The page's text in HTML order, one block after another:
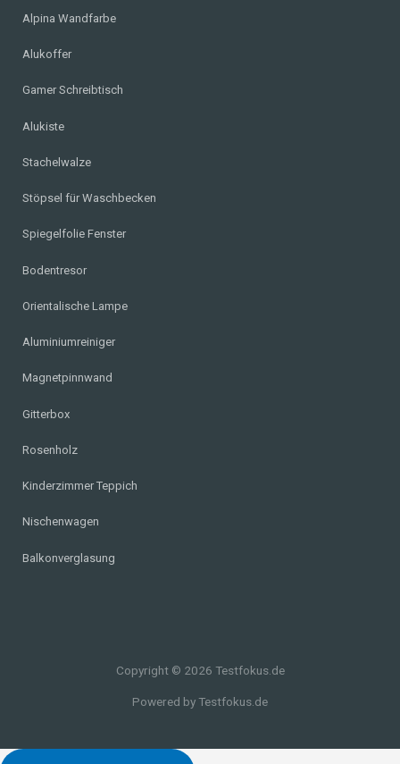
Alpina Wandfarbe
Alukoffer
Gamer Schreibtisch
Alukiste
Stachelwalze
Stöpsel für Waschbecken
Spiegelfolie Fenster
Bodentresor
Orientalische Lampe
Aluminiumreiniger
Magnetpinnwand
Gitterbox
Rosenholz
Kinderzimmer Teppich
Nischenwagen
Balkonverglasung
Copyright © 2026 Testfokus.de
Powered by Testfokus.de